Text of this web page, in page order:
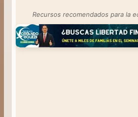
Recursos recomendados para la